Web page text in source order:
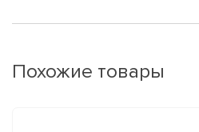
Похожие товары